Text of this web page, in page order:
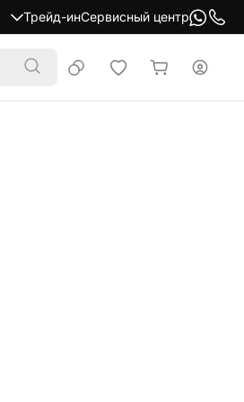
Трейд-инСервисный центр